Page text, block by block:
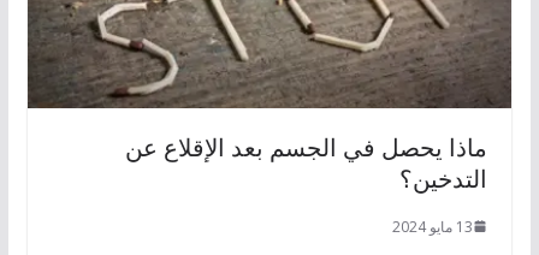
ماذا يحصل في الجسم بعد الإقلاع عن
التدخين؟
13 مايو 2024